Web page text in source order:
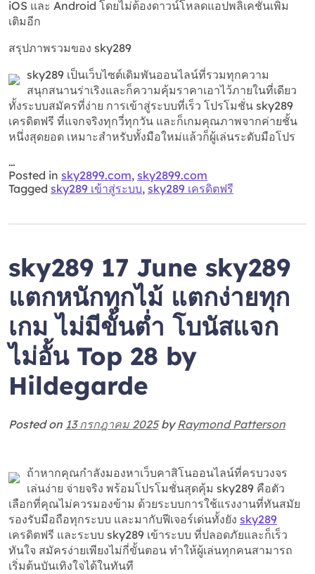
iOS และ Android โดยไม่ต้องดาวน์โหลดแอปพลิเคชันเพิ่ม
เติมอีก
สรุปภาพรวมของ sky289
sky289 เป็นเว็บไซต์เดิมพันออนไลน์ที่รวมทุกความ
สนุกสนานร่าเริงและก็ความคุ้มราคาเอาไว้ภายในที่เดียว
ทั้งระบบสมัครที่ง่าย การเข้าสู่ระบบที่เร็ว โปรโมชั่น sky289
เครดิตฟรี ที่แจกจริงทุกวี่ทุกวัน และก็เกมคุณภาพจากค่ายชั้น
หนึ่งสุดยอด เหมาะสำหรับทั้งมือใหม่แล้วก็ผู้เล่นระดับมือโปร
…
Posted in sky2899.com, sky2899.com
Tagged sky289 เข้าสู่ระบบ, sky289 เครดิตฟรี
sky289 17 June sky289
แตกหนักทุกไม้ แตกง่ายทุก
เกม ไม่มีขั้นต่ำ โบนัสแจก
ไม่อั้น Top 28 by
Hildegarde
Posted on 13 กรกฎาคม 2025byRaymond Patterson
ถ้าหากคุณกำลังมองหาเว็บคาสิโนออนไลน์ที่ครบวงจร
เล่นง่าย จ่ายจริง พร้อมโปรโมชั่นสุดคุ้ม sky289 คือตัว
เลือกที่คุณไม่ควรมองข้าม ด้วยระบบการใช้แรงงานที่ทันสมัย
รองรับมือถือทุกระบบ และมากับฟีเจอร์เด่นทั้งยัง sky289
เครดิตฟรี และระบบ sky289 เข้าระบบ ที่ปลอดภัยและก็เร็ว
ทันใจ สมัครง่ายเพียงไม่กี่ขั้นตอน ทำให้ผู้เล่นทุกคนสามารถ
เริ่มต้นบันเทิงใจได้ในทันที